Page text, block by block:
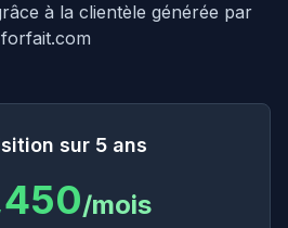
à la clientèle générée par
forfait.com
sur 5 ans
/mois